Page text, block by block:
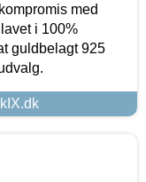
med
i 100%
guldbelagt 925